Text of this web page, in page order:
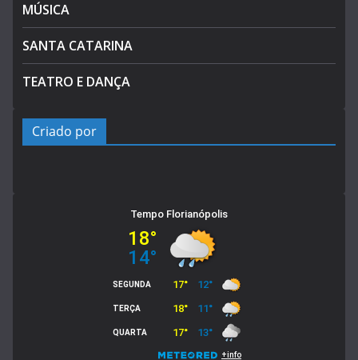
MÚSICA
SANTA CATARINA
TEATRO E DANÇA
Criado por